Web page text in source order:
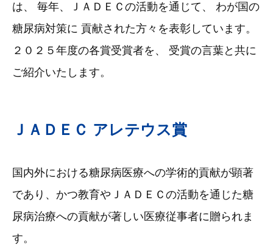
は、 毎年、ＪＡＤＥＣの活動を通じて、 わが国の
糖尿病対策に 貢献された方々を表彰しています。
２０２５年度の各賞受賞者を、 受賞の言葉と共に
ご紹介いたします。
ＪＡＤＥＣ アレテウス賞
国内外における糖尿病医療への学術的貢献が顕著
であり、かつ教育やＪＡＤＥＣの活動を通じた糖
尿病治療への貢献が著しい医療従事者に贈られま
す。